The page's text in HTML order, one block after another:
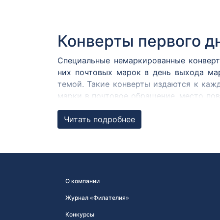
Конверты первого
Специальные немаркированные
них почтовых марок в день выхода
темой. Такие конверты издаются к
марки в почтовое обращение, место
в Москве, Санкт-Петербурге и городе,
Практика издания специально
новогодней марке «С Новым 1969
Читать подробнее
О компании
Журнал «Филателия»
Конкурсы